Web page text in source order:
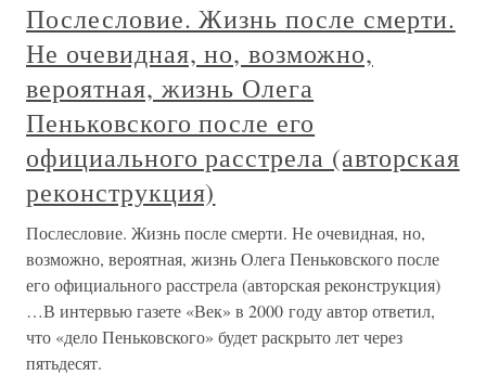
Послесловие. Жизнь после смерти.
Не очевидная, но, возможно,
вероятная, жизнь Олега
Пеньковского после его
официального расстрела (авторская
реконструкция)
Послесловие. Жизнь после смерти. Не очевидная, но,
возможно, вероятная, жизнь Олега Пеньковского после
его официального расстрела (авторская реконструкция)
…В интервью газете «Век» в 2000 году автор ответил,
что «дело Пеньковского» будет раскрыто лет через
пятьдесят.